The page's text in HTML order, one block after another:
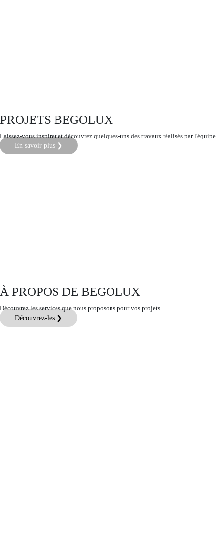
PROJETS BEGOLUX
Laissez-vous inspirer et découvrez quelques-uns des travaux réalisés par l'équipe.
En savoir plus ❯
À PROPOS DE BEGOLUX
Découvrez les services que nous proposons pour vos projets.
Découvrez-les ❯